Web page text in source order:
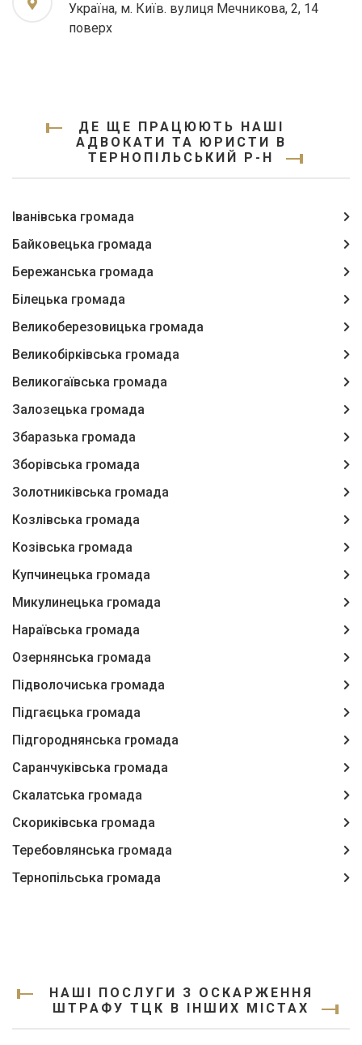
Україна, м. Київ. вулиця Мечникова, 2, 14
поверх
ДЕ ЩЕ ПРАЦЮЮТЬ НАШІ
АДВОКАТИ ТА ЮРИСТИ В
ТЕРНОПІЛЬСЬКИЙ Р-Н
Іванівська громада
Байковецька громада
Бережанська громада
Білецька громада
Великоберезовицька громада
Великобірківська громада
Великогаївська громада
Залозецька громада
Збаразька громада
Зборівська громада
Золотниківська громада
Козлівська громада
Козівська громада
Купчинецька громада
Микулинецька громада
Нараївська громада
Озернянська громада
Підволочиська громада
Підгаєцька громада
Підгороднянська громада
Саранчуківська громада
Скалатська громада
Скориківська громада
Теребовлянська громада
Тернопільська громада
НАШІ ПОСЛУГИ З ОСКАРЖЕННЯ
ШТРАФУ ТЦК В ІНШИХ МІСТАХ